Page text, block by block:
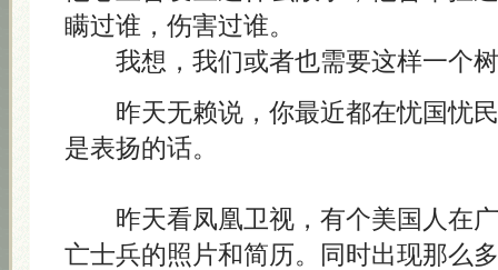
瞒过谁，伤害过谁。
我想，我们或者也需要这样一个
昨天无赖说，你最近都在忧国忧民
是表扬的话。
昨天看凤凰卫视，有个美国人在广
亡士兵的照片和简历。同时出现那么